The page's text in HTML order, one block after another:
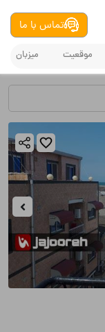
تماس با ما
موقعیت میزبان